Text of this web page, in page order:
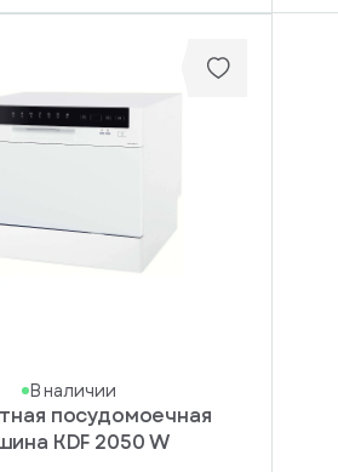
В наличии
посудомоечная
KDF 2050 W